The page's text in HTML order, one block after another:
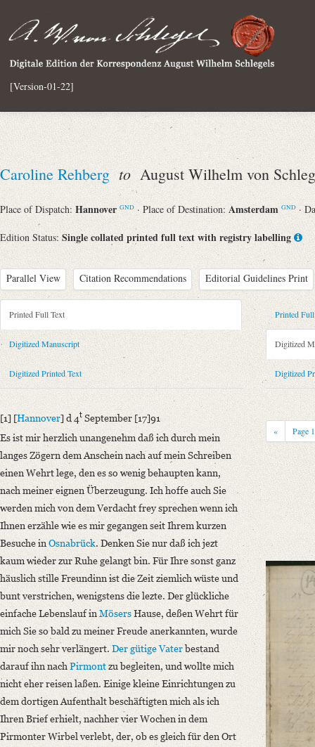
[Version-01-22]
Caroline Rehberg to August Wilhelm von
Place of Dispatch: Hannover GND · Place of Destination: Amsterdam GND ·
Edition Status: Single collated printed full text with registry labelling
Parallel View Citation Recommendations Editorial Guidelines Print
Metadata Concerning Header
Sender: Caroline Rehberg
Recipient: August Wilhelm von Schlegel
Place of Dispatch: Hannover
Place of Destination: Amsterdam
Notations: Empfangsort erschlossen.
Printed Text
Provider: Dresden, Sächsische Landesbibliothek - Staats- und
OAI Id: 343347008
Bibliography: Briefe von und an August Wilhelm Schlegel.
Incipit: „[1] [Hannover] d 4t September [17]91
Es ist mir herzlich unangenehm daß ich durch mein langes Zögern
Manuscript
Provider: Dresden, Sächsische Landesbibliothek - Staats- und
OAI Id: DE-611-35028
Classification Number: Mscr.Dresd.e.90,XIX,Bd.18,Nr.14
Number of Pages: 4 S. auf Doppelbl., hs. m. U.
Format: 22,3 x 19,1 cm
Language
German
Printed Full Text
Digitized Manuscript
Digitized Printed Text
[1] [Hannover] d 4t September [17]91
Es ist mir herzlich unangenehm daß ich durch mein
langes Zögern dem Anschein nach auf mein Schreiben
einen Wehrt lege, den es so wenig behaupten kann,
nach meiner eignen Überzeugung. Ich hoffe auch Sie
werden mich von dem Verdacht frey sprechen wenn ich
Ihnen erzähle wie es mir gegangen seit Ihrem kurzen
Besuche in Osnabrück. Denken Sie nur daß ich jezt
kaum wieder zur Ruhe gelangt bin. Für Ihre sonst ganz
häuslich stille Freundinn ist die Zeit ziemlich wüste und
bunt verstrichen, wenigstens die lezte. Der glückliche
einfache Lebenslauf inMösersHause, deßen Wehrt für
mich Sie so bald zu meiner Freude anerkannten, wurde
mir noch sehr verlängert. Der gütige Vaterbestand
darauf ihn nachPirmontzu begleiten, und wollte mich
nicht eher reisen laßen. Einige kleine Einrichtungen zu
dem dortigen Aufenthalt beschäftigten mich als ich
Ihren Brief erhielt, nachher vier Wochen in dem
Pirmonter Wirbel verlebt, der, ob es gleich für den Ort
Printed
Digitized
Digitized
« Page 1